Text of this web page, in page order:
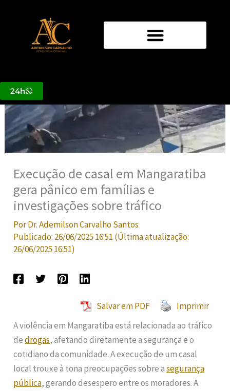
conteúdo
24h
Execução de casal em Mangaratiba
gera pânico em famílias e
investigações sobre tráfico
PorDr. Ademilson Carvalho Santos
Publicado: 26/06/2025 16:51 (Última atualização:
26/06/2025 16:51)
Salvar em PDF
Imprimir
A violência em Mangaratiba está relacionada ao tráfico
dedrogas, afetando diretamente a segurança e o
cotidiano da comunidade. A execução de um casal
local trouxe à tona preocupações sobre asegurança
pública, gerando desespero entre os moradores. A